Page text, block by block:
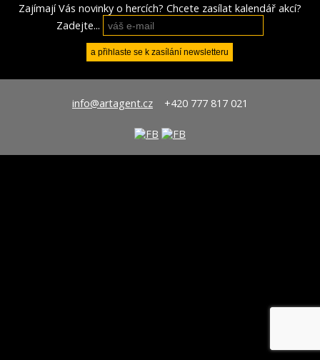
Zajímají Vás novinky o hercích? Chcete zasílat kalendář akcí?
Zadejte...
info@artagent.cz+420 777 817 021